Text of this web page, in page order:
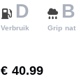
D
Verbruik
B
Grip nat
€ 40.99